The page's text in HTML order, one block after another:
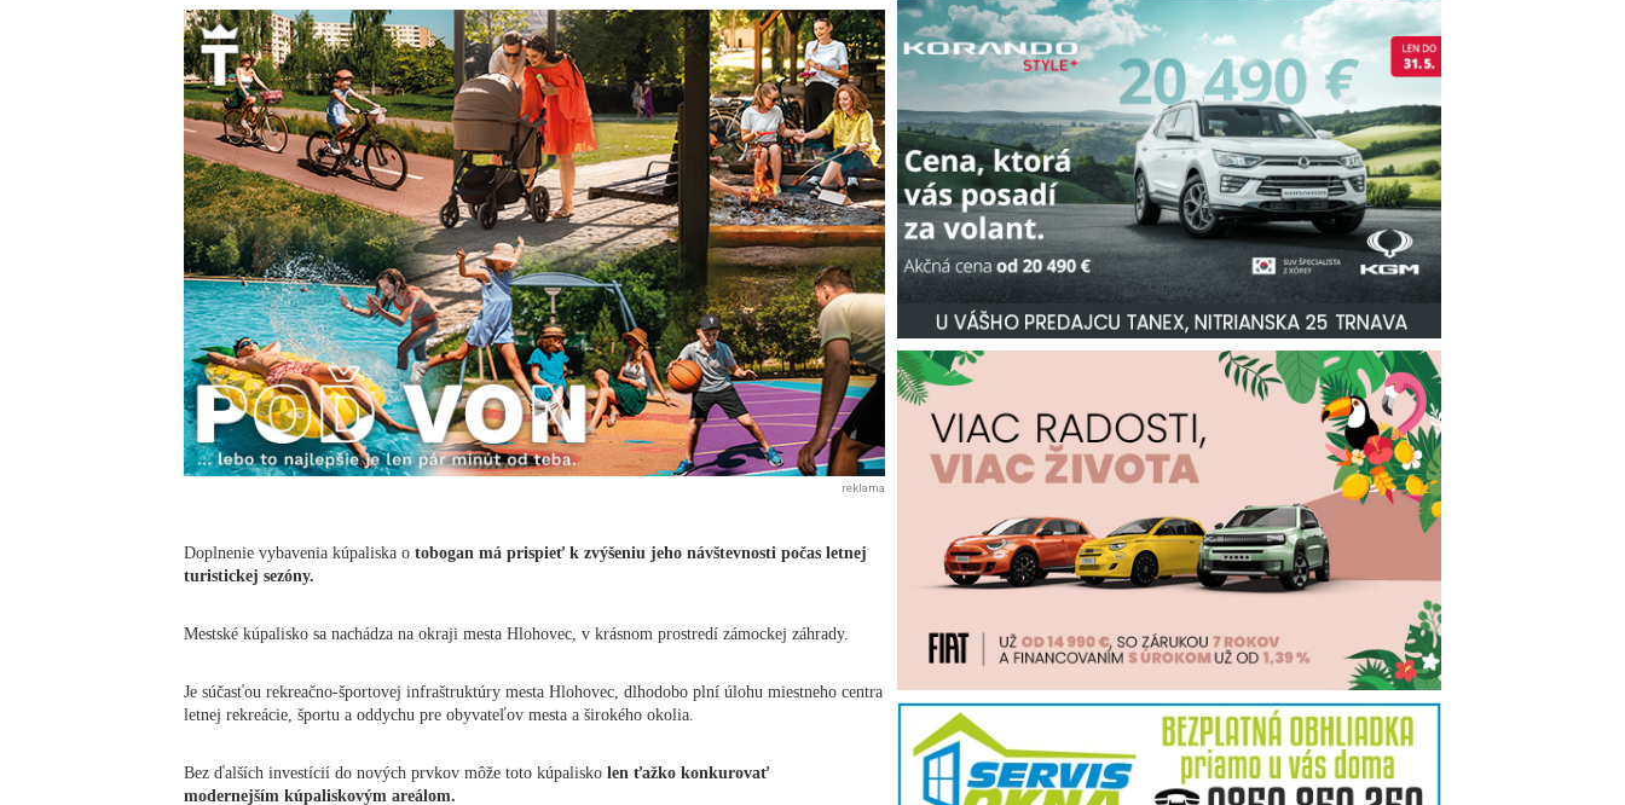
reklama
Doplnenie vybavenia kúpaliska o tobogan má prispieť k zvýšeniu jeho návštevnosti počas letnej
turistickej sezóny.
Mestské kúpalisko sa nachádza na okraji mesta Hlohovec, v krásnom prostredí zámockej záhrady.
Je súčasťou rekreačno-športovej infraštruktúry mesta Hlohovec, dlhodobo plní úlohu miestneho centra
letnej rekreácie, športu a oddychu pre obyvateľov mesta a širokého okolia.
Bez ďalších investícií do nových prvkov môže toto kúpalisko len ťažko konkurovať
modernejším kúpaliskovým areálom.